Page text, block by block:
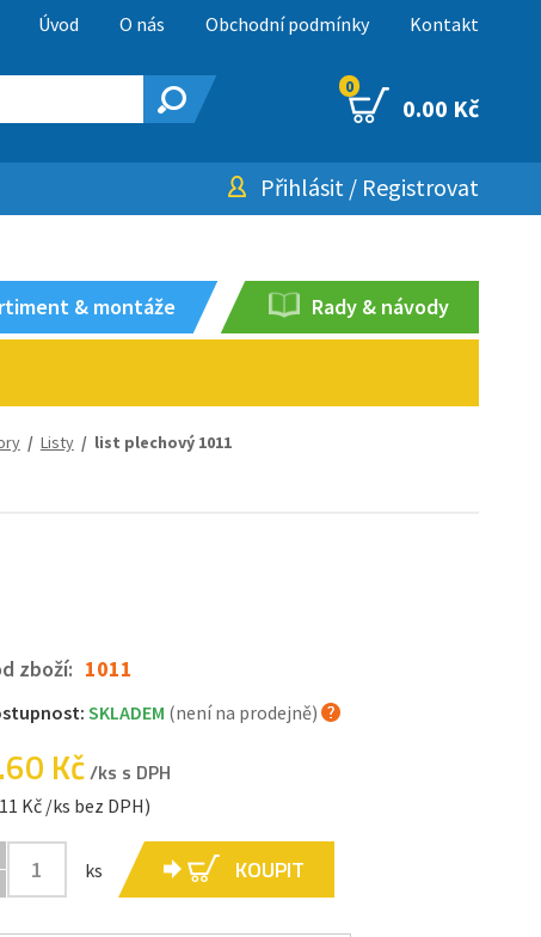
Úvod O nás Obchodní podmínky Kontakt
0
0.00 Kč
Přihlásit / Registrovat
& montáže Rady & návody
/ Listy/ list plechový 1011
zboží: 1011
SKLADEM (není na prodejně)
Kč/ks s DPH
Kč /ks bez DPH)
ks KOUPIT